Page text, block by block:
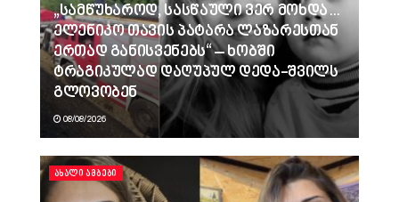
„სამწუხაროდ, სასწაული ვერ მოხდა…
ელენიკო თავის პატარა ლაზარესთან
ერთად განისვენებს“ – ხობში
ტრაგიკულად დაღუპულ დედა-შვილს
გლოვობენ
08/08/2026
ᲐᲮᲐᲚᲘ ᲐᲛᲑᲔᲑᲘ